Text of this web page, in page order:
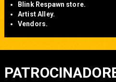
Blink Respawn store.
Artist Alley.
Vendors.